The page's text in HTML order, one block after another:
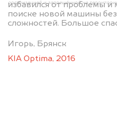
избавился от проблемы и
поиске новой машины
сложностей. Большое
Игорь, Брянск
KIA Optima, 2016
организацией и запрещённой на